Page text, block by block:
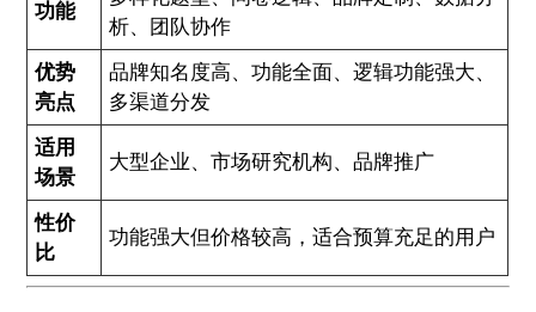
功能
析、团队协作
优势
亮点
品牌知名度高、功能全面、逻辑功能强大、
多渠道分发
适用
场景
大型企业、市场研究机构、品牌推广
性价
比
功能强大但价格较高，适合预算充足的用户